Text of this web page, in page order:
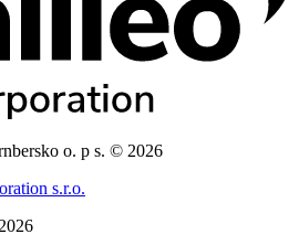
o. p s. © 2026
s.r.o.